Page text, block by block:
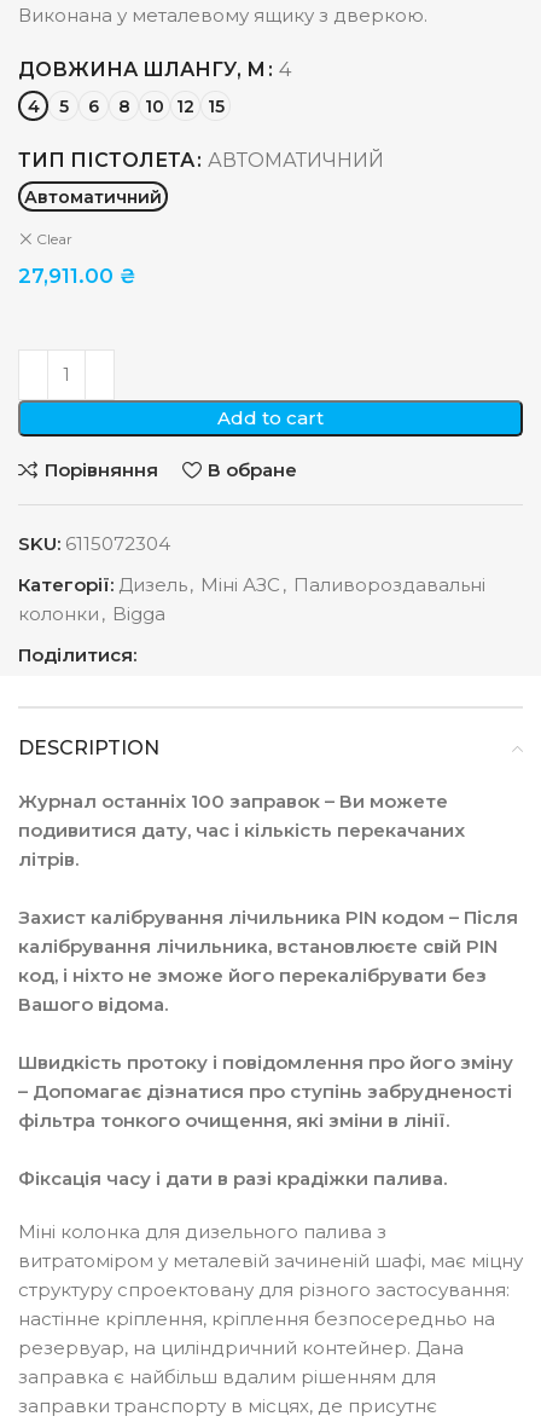
Виконана у металевому ящику з дверкою.
ДОВЖИНА ШЛАНГУ, М 4
4 5 6 8 10 12 15
ТИП ПІСТОЛЕТА АВТОМАТИЧНИЙ
Автоматичний
Clear
27,911.00 ₴
Add to cart
Порівняння В обране
SKU: 6115072304
Категорії: Дизель, Міні АЗС , Паливороздавальні
колонки , Bigga
Поділитися:
DESCRIPTION
Журнал останніх 100 заправок – Ви можете
подивитися дату, час і кількість перекачаних
літрів.
Захист калібрування лічильника PIN кодом – Після
калібрування лічильника, встановлюєте свій PIN
код, і ніхто не зможе його перекалібрувати без
Вашого відома.
Швидкість протоку і повідомлення про його зміну
– Допомагає дізнатися про ступінь забрудненості
фільтра тонкого очищення, які зміни в лінії.
Фіксація часу і дати в разі крадіжки палива.
Міні колонка для дизельного палива з
витратоміром у металевій зачиненій шафі, має міцну
структуру спроектовану для різного застосування:
настінне кріплення, кріплення безпосередньо на
резервуар, на циліндричний контейнер. Дана
заправка є найбільш вдалим рішенням для
заправки транспорту в місцях, де присутнє